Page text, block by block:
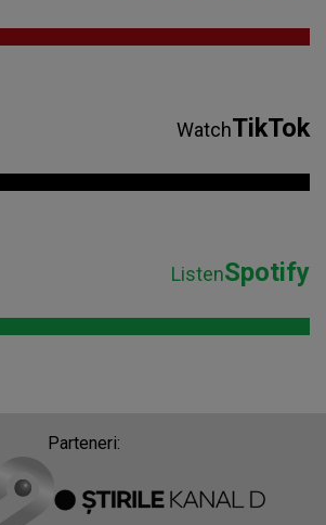
WatchTikTok
ListenSpotify
Parteneri: